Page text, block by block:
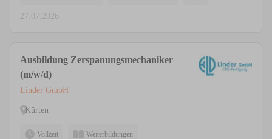
27.07.2026
Ausbildung Zerspanungsmechaniker
(m/w/d)
Linder GmbH
Kürten
Vollzeit Weiterbildungen